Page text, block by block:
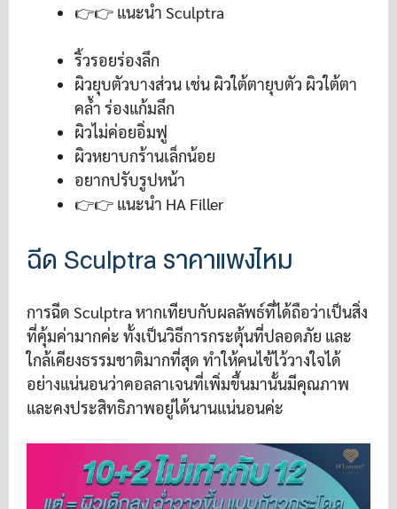
👉👉 แนะนำ Sculptra
ริ้วรอยร่องลึก
ผิวยุบตัวบางส่วน เช่น ผิวใต้ตายุบตัว ผิวใต้ตา
คล้ำ ร่องแก้มลึก
ผิวไม่ค่อยอิ่มฟู
ผิวหยาบกร้านเล็กน้อย
อยากปรับรูปหน้า
👉👉 แนะนำ HA Filler
ฉีด Sculptra ราคาแพงไหม
การฉีด Sculptra หากเทียบกับผลลัพธ์ที่ได้ถือว่าเป็นสิ่ง
ที่คุ้มค่ามากค่ะ ทั้งเป็นวิธีการกระตุ้นที่ปลอดภัย และ
ใกล้เคียงธรรมชาติมากที่สุด ทำให้คนไข้ไว้วางใจได้
อย่างแน่นอนว่าคอลลาเจนที่เพิ่มขึ้นมานั้นมีคุณภาพ
และคงประสิทธิภาพอยู่ได้นานแน่นอนค่ะ